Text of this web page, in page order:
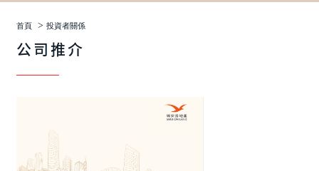
首頁 > 投資者關係
公司推介